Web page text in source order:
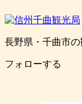
長野県・千曲市の
フォローする